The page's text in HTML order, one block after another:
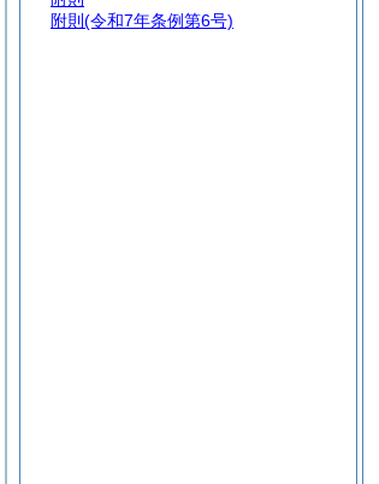
附則 (令和7年条例第6号)